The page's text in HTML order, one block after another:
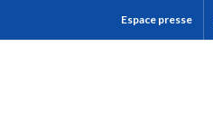
Espace presse